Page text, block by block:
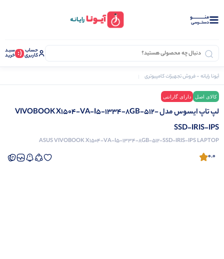
منــــــــــــو
دستــرسی
حساب
کاربری (: سبـد
خرید
آیونا رایانه - فروش تجهیزات کامپیوتری
کالای اصل دارای گارانتی
لپ تاپ ایسوس مدل VIVOBOOK X1504-VA-I5-1334-8GB-512-
SSD-IRIS-IPS
ASUS VIVOBOOK X1504-VA-I5-1334-8GB-512-SSD-IRIS-IPS LAPTOP
0.0